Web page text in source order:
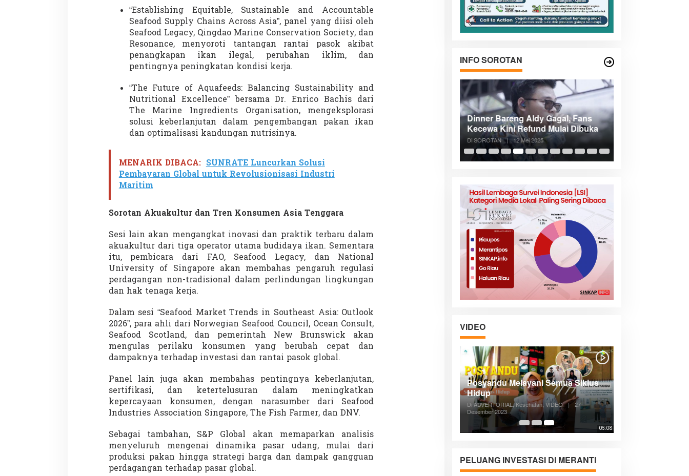
e
n
A
s
i
a
“Establishing Equitable, Sustainable and Accountable
Seafood Supply Chains Across Asia”, panel yang diisi oleh
Seafood Legacy, Qingdao Marine Conservation Society, dan
Resonance, menyoroti tantangan rantai pasok akibat
penangkapan ikan ilegal, perubahan iklim, dan
pentingnya peningkatan kondisi kerja.
“The Future of Aquafeeds: Balancing Sustainability and
Nutritional Excellence” bersama Dr. Enrico Bachis dari
The Marine Ingredients Organisation, mengeksplorasi
solusi keberlanjutan dalam pengembangan pakan ikan
dan optimalisasi kandungan nutrisinya.
MENARIK DIBACA: SUNRATE Luncurkan Solusi
Pembayaran Global untuk Revolusionisasi Industri
Maritim
Sorotan Akuakultur dan Tren Konsumen Asia Tenggara
Sesi lain akan mengangkat inovasi dan praktik terbaru dalam
akuakultur dari tiga operator utama budidaya ikan. Sementara
itu, pembicara dari FAO, Seafood Legacy, dan National
University of Singapore akan membahas pengaruh regulasi
perdagangan non-tradisional dalam perlindungan lingkungan
dan hak tenaga kerja.
Dalam sesi “Seafood Market Trends in Southeast Asia: Outlook
2026”, para ahli dari Norwegian Seafood Council, Ocean Consult,
Seafood Scotland, dan pemerintah New Brunswick akan
mengulas perilaku konsumen yang berubah cepat dan
dampaknya terhadap investasi dan rantai pasok global.
Panel lain juga akan membahas pentingnya keberlanjutan,
sertifikasi, dan ketertelusuran dalam meningkatkan
kepercayaan konsumen, dengan narasumber dari Seafood
Industries Association Singapore, The Fish Farmer, dan DNV.
Sebagai tambahan, S&P Global akan memaparkan analisis
menyeluruh mengenai dinamika pasar udang, mulai dari
produksi pakan hingga strategi harga dan dampak gangguan
perdagangan terhadap pasar global.
INFO SOROTAN
Setelah Gedung Parlemen Dibakar
Menteri Nusron: Patok Batas Tanah
Cegah Konflik dan Dukung
Penataan Ruang
Rekognisi Sejarah Kerajaan Siak
dan Harapan Daerah Istimewa Riau
Dinner Bareng Aldy Gagal, Fans
Kecewa Kini Refund Mulai Dibuka
Di SOROTAN | 12 Mei 2025
VIDEO
Partisipasi Pemuda dalam
Pelayanan Sukarela Internasional
Diadakan di Nanjing
Di GLOBAL, VIDEO | 18 Januari 2024
Eksplore Meranti – Yok ke Meranti
Di Budaya, NASIONAL, VIDEO, Wisata
2024
05:08
Posyandu Melayani Semua Siklus
Hidup
Di ADVERTORIAL, Kesehatan, VIDEO |
27
Desember 2023
PELUANG INVESTASI DI MERANTI